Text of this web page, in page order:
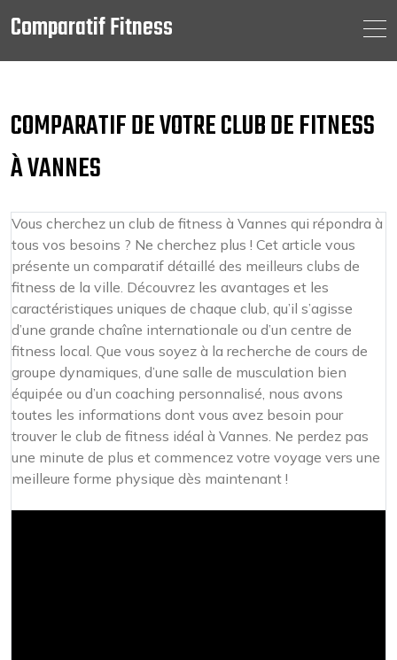
content
Comparatif Fitness
COMPARATIF DE VOTRE CLUB DE FITNESS
À VANNES
Vous cherchez un club de fitness à Vannes qui répondra à
tous vos besoins ? Ne cherchez plus ! Cet article vous
présente un comparatif détaillé des meilleurs clubs de
fitness de la ville. Découvrez les avantages et les
caractéristiques uniques de chaque club, qu’il s’agisse
d’une grande chaîne internationale ou d’un centre de
fitness local. Que vous soyez à la recherche de cours de
groupe dynamiques, d’une salle de musculation bien
équipée ou d’un coaching personnalisé, nous avons
toutes les informations dont vous avez besoin pour
trouver le club de fitness idéal à Vannes. Ne perdez pas
une minute de plus et commencez votre voyage vers une
meilleure forme physique dès maintenant !